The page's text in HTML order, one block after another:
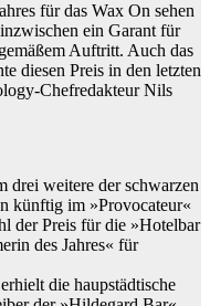
für das Wax On sehen
ein Garant für
Auftritt. Auch das
diesen Preis in den letzten
Chefredakteur Nils
drei weitere der schwarzen
künftig im »Provocateur«
der Preis für die »Hotelbar
des Jahres« für
die haupstädtische